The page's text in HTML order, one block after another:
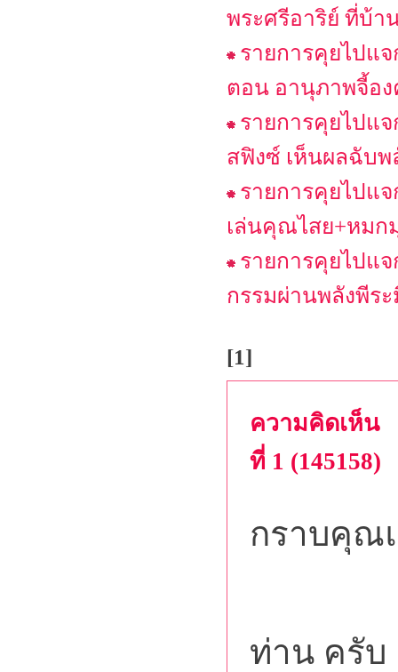
พระศรีอาริย์ ที่บ้า
รายการคุยไปแ
ตอน อานุภาพจี้อ
รายการคุยไปแ
สฟิงซ์ เห็นผลฉับ
รายการคุยไปแ
เล่นคุณไสย+หมก
รายการคุยไปแ
กรรมผ่านพลังพีร
[1]
ความคิดเห็น
ที่ 1 (145158)
กราบคุณ
ท่าน ครับ